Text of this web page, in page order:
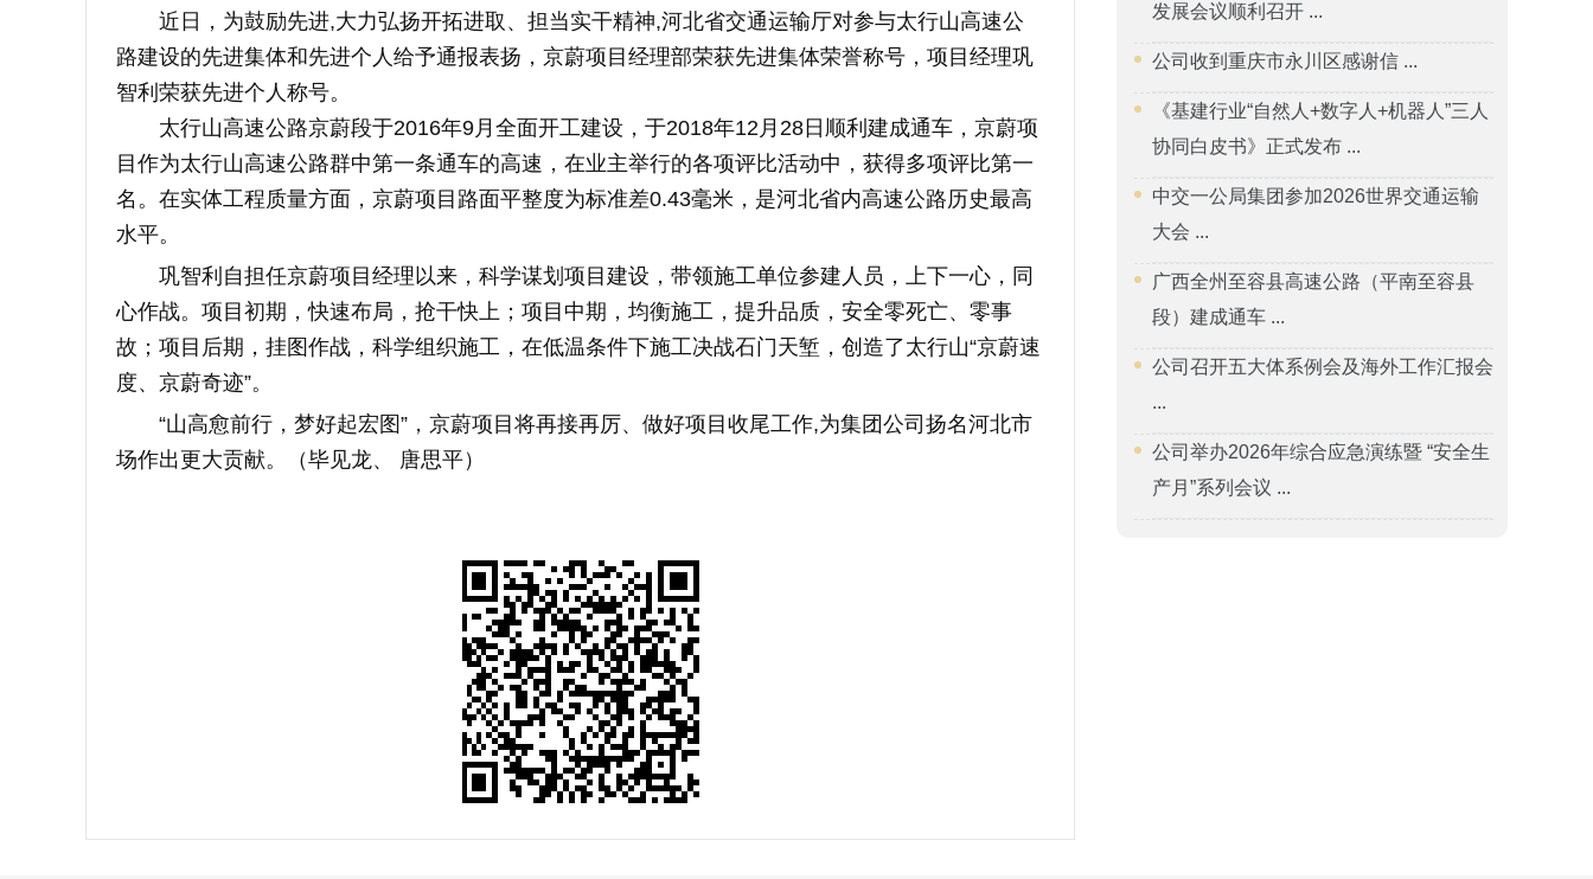
近日，为鼓励先进,大力弘扬开拓进取、担当实干精神,河北省交通运输厅对参与太行山高速公
路建设的先进集体和先进个人给予通报表扬，京蔚项目经理部荣获先进集体荣誉称号，项目经理巩
智利荣获先进个人称号。
太行山高速公路京蔚段于2016年9月全面开工建设，于2018年12月28日顺利建成通车，京蔚项
目作为太行山高速公路群中第一条通车的高速，在业主举行的各项评比活动中，获得多项评比第一
名。在实体工程质量方面，京蔚项目路面平整度为标准差0.43毫米，是河北省内高速公路历史最高
水平。
巩智利自担任京蔚项目经理以来，科学谋划项目建设，带领施工单位参建人员，上下一心，同
心作战。项目初期，快速布局，抢干快上；项目中期，均衡施工，提升品质，安全零死亡、零事
故；项目后期，挂图作战，科学组织施工，在低温条件下施工决战石门天堑，创造了太行山“京蔚速
度、京蔚奇迹”。
“山高愈前行，梦好起宏图”，京蔚项目将再接再厉、做好项目收尾工作,为集团公司扬名河北市
场作出更大贡献。（毕见龙、 唐思平）
发展会议顺利召开 ...
公司收到重庆市永川区感谢信 ...
《基建行业“自然人+数字人+机器人”三人
协同白皮书》正式发布 ...
中交一公局集团参加2026世界交通运输
大会 ...
广西全州至容县高速公路（平南至容县
段）建成通车 ...
公司召开五大体系例会及海外工作汇报会
...
公司举办2026年综合应急演练暨 “安全生
产月”系列会议 ...